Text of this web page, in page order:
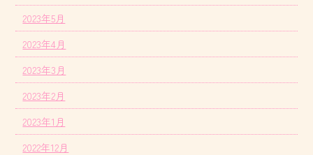
2023年5月
2023年4月
2023年3月
2023年2月
2023年1月
2022年12月